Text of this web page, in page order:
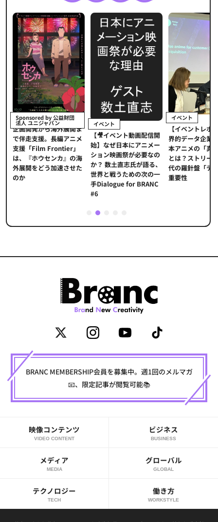
Sponsored by 公益財団
法人 ユニジャパン
企画開発から海外展開ま
で伴走支援。長編アニメ
支援「Film Frontier」
は、『ホウセンカ』の海
外展開をどう加速させた
のか
イベント
【🎥イベント動画配信開
始】なぜ日本にアニメー
ション映画祭が必要なの
か？ 数土直志氏が語る、
世界と戦うための次の一
手Dialogue for BRANC
#6
イベント
【イベントレポ
界的データ企業
本アニメの「真
とは？ストリー
代の羅針盤「デ
重要性
2
BRANC MEMBERSHIP会員を募集中。週1回のメルマガ
📧、限定記事が閲覧可能📚
映像コンテンツ
VIDEO CONTENT
ビジネス
BUSINESS
メディア
MEDIA
グローバル
GLOBAL
テクノロジー
TECH
働き方
WORKSTYLE